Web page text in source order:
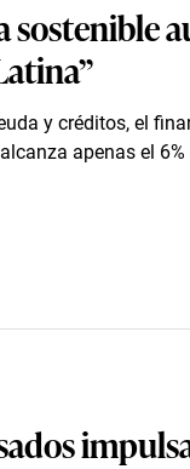
sostenible
y créditos, el
apenas el